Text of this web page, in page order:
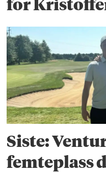
for
Siste:
femteplass